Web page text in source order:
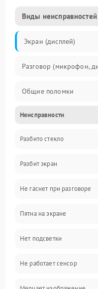
Виды неисправностей
Экран (дисплей)
Разговор (микрофон,
Общие поломки
Проблемы связи
Камеры
Проблемы с дисплеем
Зарядка
Проблемы с питанием,
Проблемы с работой
Неисправности
Разбито стекло
Разбит экран
Не гаснет при разговоре
Пятна на экране
Нет подсветки
Не работает сенсор